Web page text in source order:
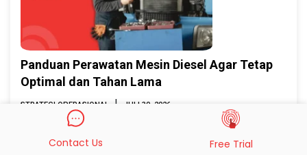
Panduan Perawatan Mesin Diesel Agar Tetap
Optimal dan Tahan Lama
STRATEGI OPERASIONAL | JULI 30, 2026
Contact Us Free Trial